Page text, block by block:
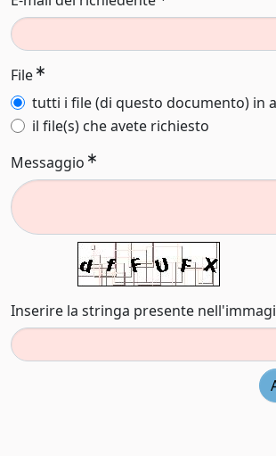
File
tutti i file (di questo documento) in
il file(s) che avete richiesto
Messaggio
Inserire la stringa presente